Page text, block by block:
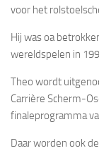
voor het
Hij was oa
wereldspelen in
Theo wordt
Carrière Scherm-
finaleprogramma
Daar worden ook